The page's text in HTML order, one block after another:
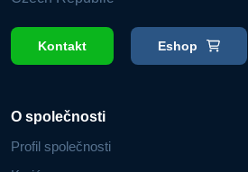
Kontakt Eshop
O společnosti
Profil společnosti